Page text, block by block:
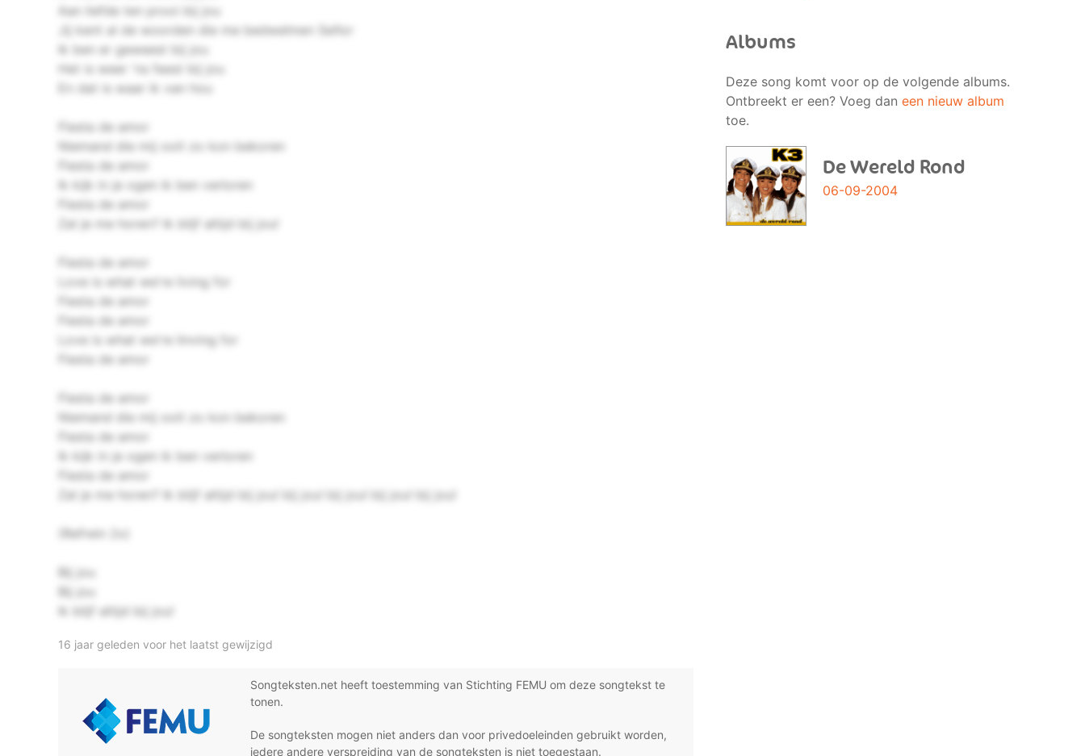
Aan liefde ten prooi bij jou
Jij kent al de woorden die me bedwelmen
Señor
Ik ben er geweest bij jou
Het is weer 'ns feest bij jou
En dat is waar ik van hou
Fiesta de amor
Niemand die mij ooit zo kon bekoren
Fiesta de amor
Ik kijk in je ogen ik ben verloren
Fiesta de amor
Zal je me horen? Ik blijf altijd bij jou!
Fiesta de amor
Love is what we're living for
Fiesta de amor
Fiesta de amor
Love is what we're linving for
Fiesta de amor
Fiesta de amor
Niemand die mij ooit zo kon bekoren
Fiesta de amor
Ik kijk in je ogen ik ben verloren
Fiesta de amor
Zal je me horen? Ik blijf altijd bij jou! bij jou! bij jou! bij jou! bij jou!
(Refrein 2x)
Bij jou
Bij jou
Ik blijf altijd bij jou!
16 jaar geleden voor het laatst gewijzigd
Songteksten.net heeft toestemming van Stichting FEMU om deze songtekst te
tonen.
De songteksten mogen niet anders dan voor privedoeleinden gebruikt worden,
iedere andere verspreiding van de songteksten is niet toegestaan.
Albums
Deze song komt voor op de volgende albums.
Ontbreekt er een? Voeg dan een nieuw album
toe.
De Wereld Rond
06-09-2004